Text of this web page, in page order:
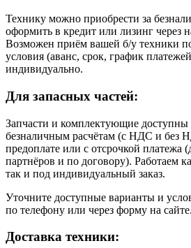
Технику можно приобрести за
оформить в кредит или лизинг через
Возможен приём вашей б/у техники
условия (аванс, срок, график
индивидуально.
Для запасных частей:
Запчасти и комплектующие доступны
безналичным расчётам (с НДС и без
предоплате или с отсрочкой платежа
партнёров и по договору). Работаем
так и под индивидуальный заказ.
Уточните доступные варианты и
по телефону или через форму на сайте.
Доставка техники: